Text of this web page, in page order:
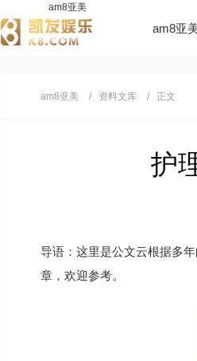
am8亚美
am8亚
am8亚美 资料文库 正文
护
导语：这里是公文云根据多
章，欢迎参考。